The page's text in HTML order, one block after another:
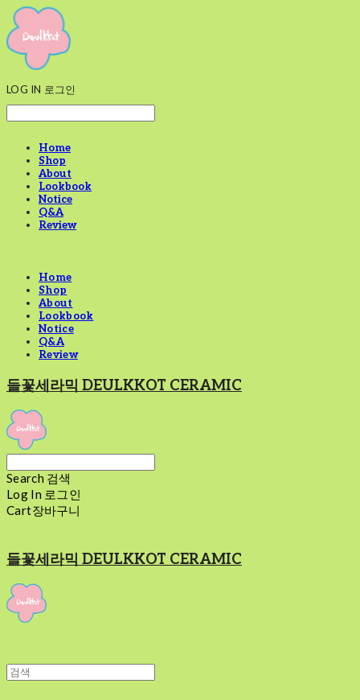
LOG IN 로그인
Home
Shop
About
Lookbook
Notice
Q&A
Review
Home
Shop
About
Lookbook
Notice
Q&A
Review
들꽃세라믹 DEULKKOT CERAMIC
Search 검색
Log In 로그인
Cart장바구니
들꽃세라믹 DEULKKOT CERAMIC